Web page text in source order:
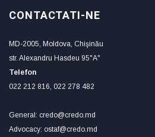
CONTACTATI-NE
MD-2005, Moldova, Chişinău
str. Alexandru Hasdeu 95"A"
Telefon
022 212 816, 022 278 482
General: credo@credo.md
Advocacy: ostaf@credo.md